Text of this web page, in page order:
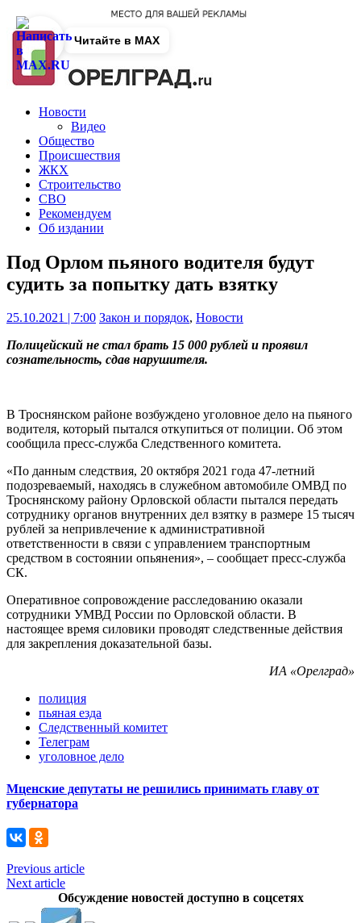
Новости
Видео
Общество
Происшествия
ЖКХ
Строительство
СВО
Рекомендуем
Об издании
Под Орлом пьяного водителя будут
судить за попытку дать взятку
25.10.2021 | 7:00 Закон и порядок, Новости
Полицейский не стал брать 15 000 рублей и проявил
сознательность, сдав нарушителя.
В Троснянском районе возбуждено уголовное дело на пьяного
водителя, который пытался откупиться от полиции. Об этом
сообщила пресс-служба Следственного комитета.
«По данным следствия, 20 октября 2021 года 47-летний
подозреваемый, находясь в служебном автомобиле ОМВД по
Троснянскому району Орловской области пытался передать
сотруднику органов внутренних дел взятку в размере 15 тысяч
рублей за непривлечение к административной
ответственности в связи с управлением транспортным
средством в состоянии опьянения», – сообщает пресс-служба
СК.
Оперативное сопровождение расследованию оказали
сотрудники УМВД России по Орловской области. В
настоящее время силовики проводят следственные действия
для закрепления доказательной базы.
ИА «Орелград»
полиция
пьяная езда
Следственный комитет
Телеграм
уголовное дело
Мценские депутаты не решились принимать главу от
губернатора
Previous article
Next article
Обсуждение новостей доступно в соцсетях
Читайте в MAX